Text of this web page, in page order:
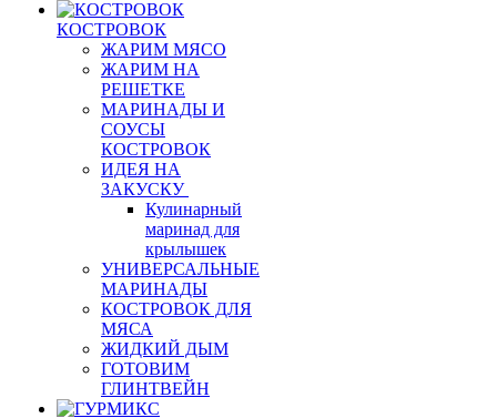
КОСТРОВОК
ЖАРИМ МЯСО
ЖАРИМ НА
РЕШЕТКЕ
МАРИНАДЫ И
СОУСЫ
КОСТРОВОК
ИДЕЯ НА
ЗАКУСКУ
Кулинарный
маринад для
крылышек
УНИВЕРСАЛЬНЫЕ
МАРИНАДЫ
КОСТРОВОК ДЛЯ
МЯСА
ЖИДКИЙ ДЫМ
ГОТОВИМ
ГЛИНТВЕЙН